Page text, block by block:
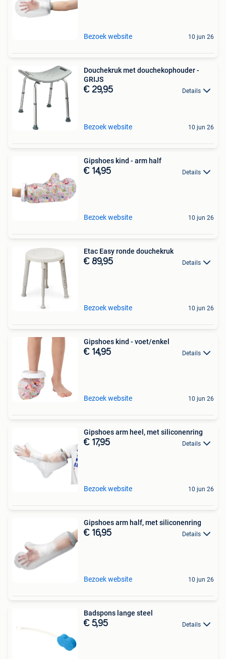
Bezoek website 10 jun 26
Douchekruk met douchekophouder -
GRIJS
€ 29,95 Details
Bezoek website 10 jun 26
Gipshoes kind - arm half
€ 14,95 Details
Bezoek website 10 jun 26
Etac Easy ronde douchekruk
€ 89,95 Details
Bezoek website 10 jun 26
Gipshoes kind - voet/enkel
€ 14,95 Details
Bezoek website 10 jun 26
Gipshoes arm heel, met siliconenring
€ 17,95 Details
Bezoek website 10 jun 26
Gipshoes arm half, met siliconenring
€ 16,95 Details
Bezoek website 10 jun 26
Badspons lange steel
€ 5,95 Details